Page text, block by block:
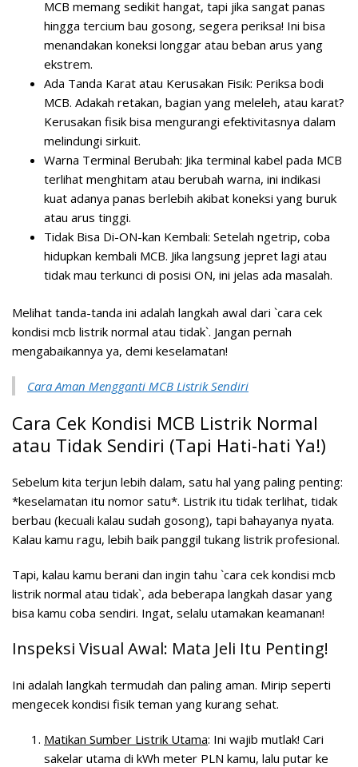
MCB memang sedikit hangat, tapi jika sangat panas
hingga tercium bau gosong, segera periksa! Ini bisa
menandakan koneksi longgar atau beban arus yang
ekstrem.
Ada Tanda Karat atau Kerusakan Fisik: Periksa bodi
MCB. Adakah retakan, bagian yang meleleh, atau karat?
Kerusakan fisik bisa mengurangi efektivitasnya dalam
melindungi sirkuit.
Warna Terminal Berubah: Jika terminal kabel pada MCB
terlihat menghitam atau berubah warna, ini indikasi
kuat adanya panas berlebih akibat koneksi yang buruk
atau arus tinggi.
Tidak Bisa Di-ON-kan Kembali: Setelah ngetrip, coba
hidupkan kembali MCB. Jika langsung jepret lagi atau
tidak mau terkunci di posisi ON, ini jelas ada masalah.
Melihat tanda-tanda ini adalah langkah awal dari `cara cek
kondisi mcb listrik normal atau tidak`. Jangan pernah
mengabaikannya ya, demi keselamatan!
Cara Aman Mengganti MCB Listrik Sendiri
Cara Cek Kondisi MCB Listrik Normal
atau Tidak Sendiri (Tapi Hati-hati Ya!)
Sebelum kita terjun lebih dalam, satu hal yang paling penting:
*keselamatan itu nomor satu*. Listrik itu tidak terlihat, tidak
berbau (kecuali kalau sudah gosong), tapi bahayanya nyata.
Kalau kamu ragu, lebih baik panggil tukang listrik profesional.
Tapi, kalau kamu berani dan ingin tahu `cara cek kondisi mcb
listrik normal atau tidak`, ada beberapa langkah dasar yang
bisa kamu coba sendiri. Ingat, selalu utamakan keamanan!
Inspeksi Visual Awal: Mata Jeli Itu Penting!
Ini adalah langkah termudah dan paling aman. Mirip seperti
mengecek kondisi fisik teman yang kurang sehat.
Matikan Sumber Listrik Utama: Ini wajib mutlak! Cari
sakelar utama di kWh meter PLN kamu, lalu putar ke